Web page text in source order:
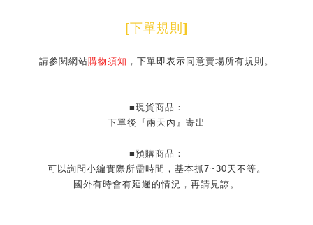
[下單規則 ]
請參閱網站購物須知 ，下單即表示同意賣場所有規則。
■現貨商品：
下單後『兩天內』寄出
■預購商品：
可以詢問小編實際所需時間，基本抓7~30天不等。
國外有時會有延遲的情況，再請見諒。